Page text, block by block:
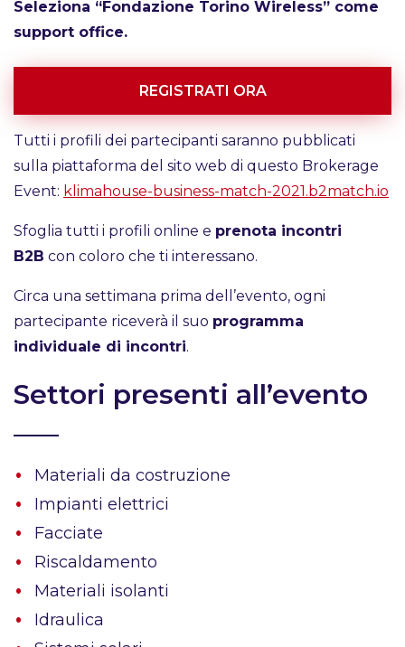
Seleziona “Fondazione Torino Wireless” come
support office.
REGISTRATI ORA
Tutti i profili dei partecipanti saranno pubblicati
sulla piattaforma del sito web di questo Brokerage
Event: klimahouse-business-match-2021.b2match.io
Sfoglia tutti i profili online e prenota incontri
B2B con coloro che ti interessano.
Circa una settimana prima dell’evento, ogni
partecipante riceverà il suo programma
individuale di incontri.
Settori presenti all’evento
Materiali da costruzione
Impianti elettrici
Facciate
Riscaldamento
Materiali isolanti
Idraulica